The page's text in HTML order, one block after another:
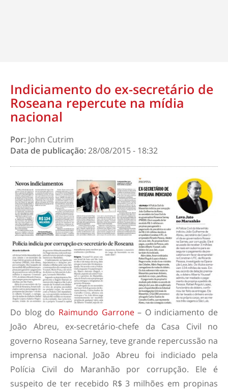
Indiciamento do ex-secretário de
Roseana repercute na mídia
nacional
Por: John Cutrim
Data de publicação:28/08/2015 - 18:32
Do blog do Raimundo Garrone– O indiciamento de
João Abreu, ex-secretário-chefe da Casa Civil no
governo Roseana Sarney, teve grande repercussão na
imprensa nacional. João Abreu foi indiciado pela
Polícia Civil do Maranhão por corrupção. Ele é
suspeito de ter recebido R$ 3 milhões em propinas